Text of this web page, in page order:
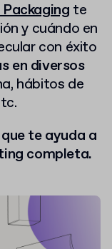
te
y cuándo en
con éxito
en diversos
hábitos de
te ayuda a
completa.